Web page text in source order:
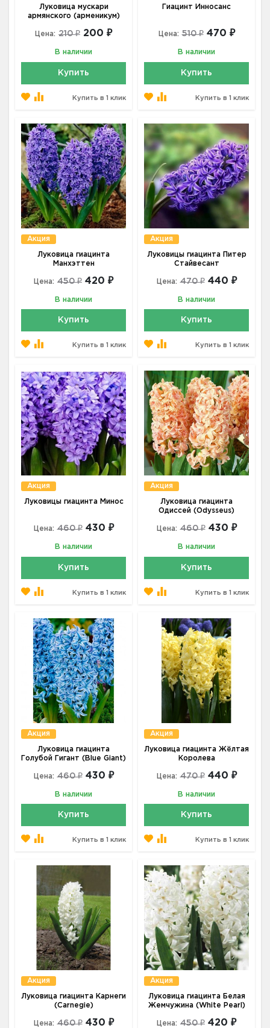
Луковица мускари
армянского (арменикум)
Цена: 210 ₽ 200 ₽
В наличии
Купить
Купить в 1 клик
Гиацинт Инносанс
Цена: 510 ₽ 470 ₽
В наличии
Купить
Купить в 1 клик
Акция
Луковица гиацинта
Манхэттен
Цена: 450 ₽ 420 ₽
В наличии
Купить
Купить в 1 клик
Акция
Луковицы гиацинта Питер
Стайвесант
Цена: 470 ₽ 440 ₽
В наличии
Купить
Купить в 1 клик
Акция
Луковицы гиацинта Минос
Цена: 460 ₽ 430 ₽
В наличии
Купить
Купить в 1 клик
Акция
Луковица гиацинта
Одиссей (Odysseus)
Цена: 460 ₽ 430 ₽
В наличии
Купить
Купить в 1 клик
Акция
Луковица гиацинта
Голубой Гигант (Blue Giant)
Цена: 460 ₽ 430 ₽
В наличии
Купить
Купить в 1 клик
Акция
Луковица гиацинта Жёлтая
Королева
Цена: 470 ₽ 440 ₽
В наличии
Купить
Купить в 1 клик
Акция
Луковица гиацинта Карнеги
(Carnegie)
Цена: 460 ₽ 430 ₽
Акция
Луковица гиацинта Белая
Жемчужина (White Pearl)
Цена: 450 ₽ 420 ₽